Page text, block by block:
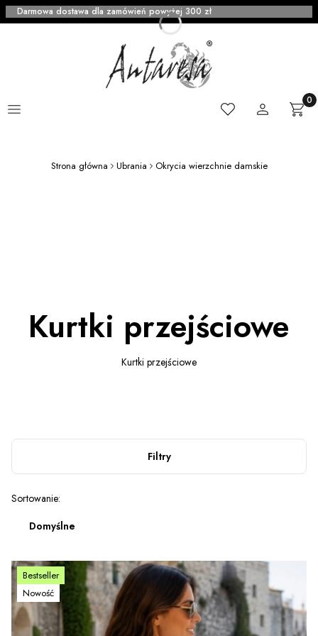
Darmowa dostawa dla zamówień powyżej 300 zł
Menu UlubioneZaloguj się
Strona główna Ubrania Okrycia wierzchnie damskie
Kurtki przejściowe
Kurtki przejściowe
Filtry
Lista produktów
Sortowanie:
Domyślne
Bestseller
Nowość